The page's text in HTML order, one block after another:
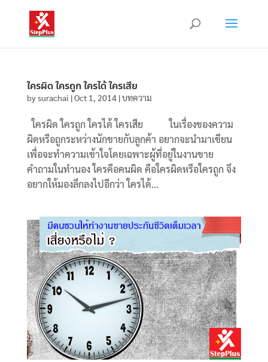
ใครผิด ใครถูก ใครได้ ใครเสีย
bysurachai |Oct 1, 2014|บทความ
ใครผิด ใครถูก ใครได้ ใครเสีย ในเรื่องของความ
ผิดหรือถูกระหว่างนักขายกับลูกค้า อยากจะนำมาเขียน
เพื่อจะทำความเข้าใจโดยเฉพาะผู้ที่อยู่ในงานขาย
คำถามในทำนอง ใครคือคนผิด คือใครผิดหรือใครถูก จึง
อยากให้มองลึกลงไปอีกว่า ใครได้...